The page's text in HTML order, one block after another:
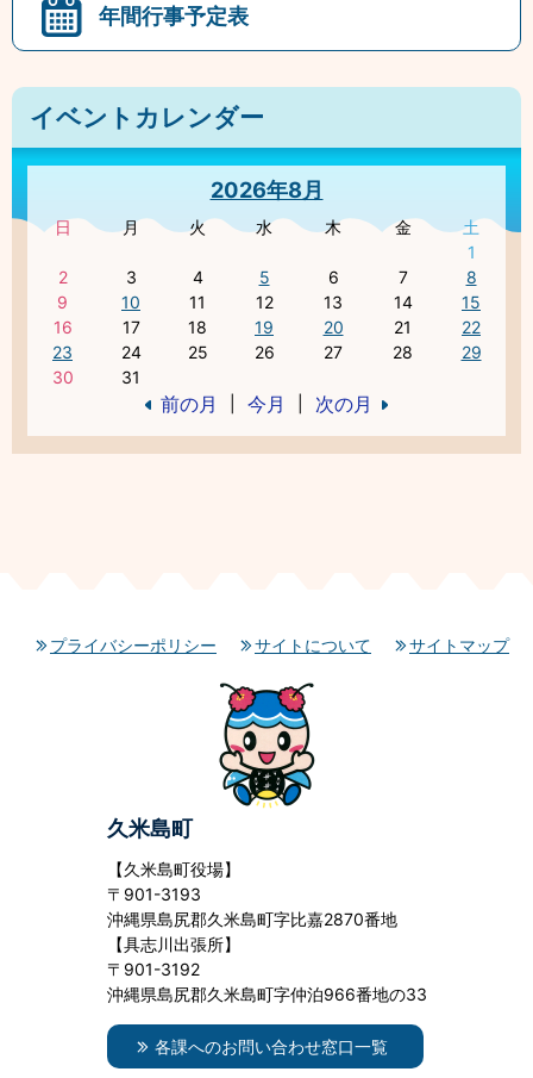
年間行事予定表
イベントカレンダー
2026年8月
日 月 火 水 木 金
土
1
2
3 4 5 6 7
8
9
10 11 12 13 14
15
16
17 18 19 20 21
22
23
24 25 26 27 28
29
30
31
前の月 今月 次の月
プライバシーポリシー サイトについて サイトマップ
久米島町
【久米島町役場】
〒901-3193
沖縄県島尻郡久米島町字比嘉2870番地
【具志川出張所】
〒901-3192
沖縄県島尻郡久米島町字仲泊966番地の33
各課へのお問い合わせ窓口一覧